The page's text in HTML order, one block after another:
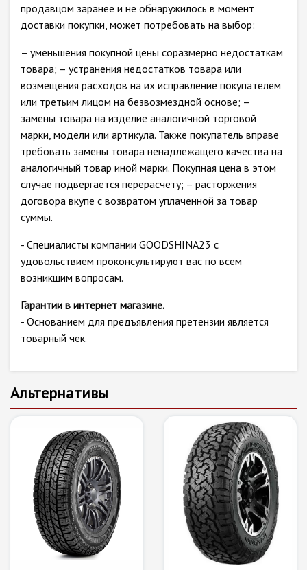
продавцом заранее и не обнаружилось в момент
доставки покупки, может потребовать на выбор:
– уменьшения покупной цены соразмерно недостаткам
товара; – устранения недостатков товара или
возмещения расходов на их исправление покупателем
или третьим лицом на безвозмездной основе; –
замены товара на изделие аналогичной торговой
марки, модели или артикула. Также покупатель вправе
требовать замены товара ненадлежащего качества на
аналогичный товар иной марки. Покупная цена в этом
случае подвергается перерасчету; – расторжения
договора вкупе с возвратом уплаченной за товар
суммы.
- Специалисты компании GOODSHINA23 с
удовольствием проконсультируют вас по всем
возникшим вопросам.
Гарантии в интернет магазине.
- Основанием для предъявления претензии является
товарный чек.
Альтернативы